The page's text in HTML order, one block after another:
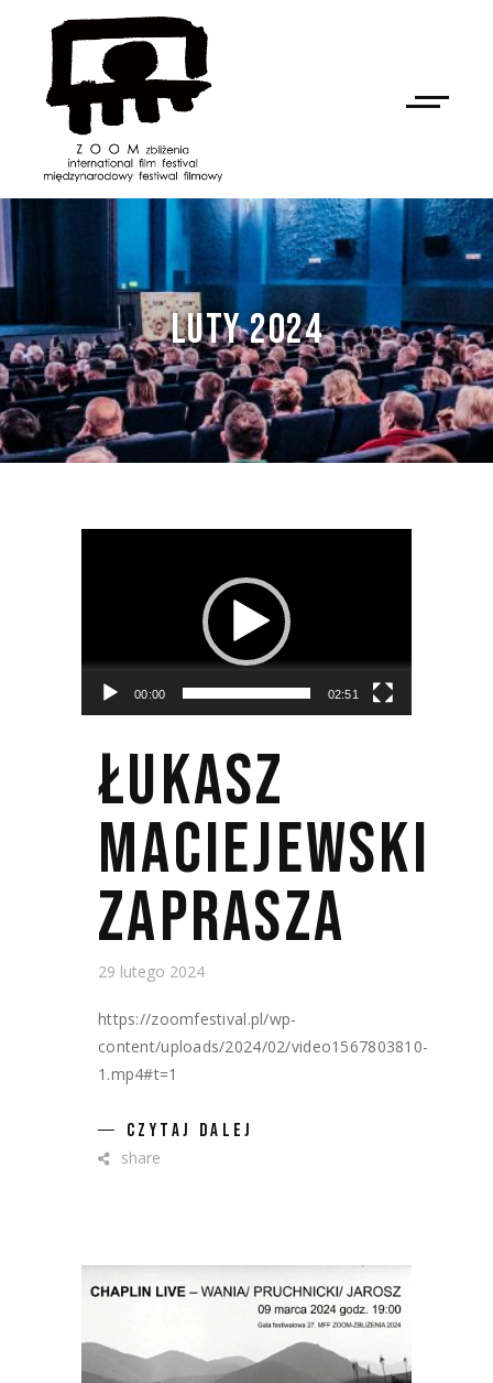
LUTY 2024
NAN
00:00 02:51
ŁUKASZ
MACIEJEWSKI
ZAPRASZA
29 lutego 2024
https://zoomfestival.pl/wp-
content/uploads/2024/02/video1567803810-
1.mp4#t=1
CZYTAJ DALEJ
share